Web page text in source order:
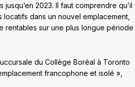
jusqu’en 2023. Il faut comprendre qu’il
locatifs dans un nouvel emplacement,
rentables sur une plus longue période
du Collège Boréal à Toronto
francophone et isolé »,